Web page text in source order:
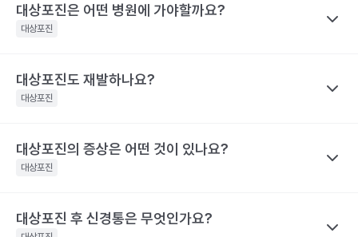
나만의닥터
대상포진이 특정 바이러스에 의해 유발된다고 하니 혹시 대상포진
수두는 비말을 통해 호흡기로 전염될 수 있고, 수포 진물을 접촉해도
전파될 수 있으므로 주의가 필요해요.
기 어려운 이유는 수포(물집) 때문이에요. 수포 안에는 활성화된 바
이러스가 들어 있기 때문에 만약 수포를 건드려 터트리면 이를 통해
한편, 대상포진 병변이 초기 단계인 발진 상태이거나 수포가 가라앉
대상포진은 어떤 병원에 가야할까요?
대상포진
나만의닥터
대상포진은 치료가 되고 난 후에도 통증이 지속되거나 후유증이 동
눈 주위에 난 대상포진 : 안과, 피부과, 통증의학과
등에 난 대상포진 : 피부과 및 통증의학과
해당 콘텐츠는 질환 지식 제공을 위해 만들어 진 것으로, 진료 행위 유도 및 특정 의약품
을 권유하지 않습니다.
대상포진도 재발하나요?
대상포진
나만의닥터
네. 대상포진도 재발할 수 있어요. 실제로 해외에는 대상포진이 세
재발했다고 해요. 대상포진의 재발 확률은 대상포진의 통증 지속시
대상포진의 증상은 어떤 것이 있나요?
대상포진
나만의닥터
대상포진 후 신경통은 무엇인가요?